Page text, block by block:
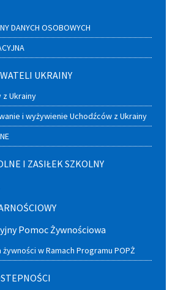
DANYCH OSOBOWYCH
UKRAINY
z Ukrainy
i wyżywienie Uchodźców z Ukrainy
I ZASIŁEK SZKOLNY
Pomoc Żywnościowa
w Ramach Programu POPŻ